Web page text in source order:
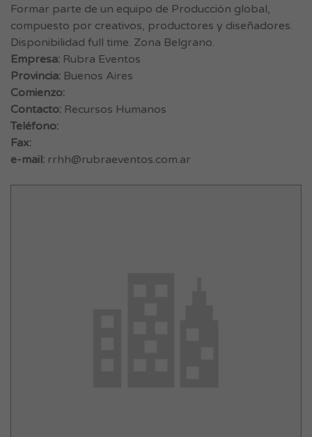
Formar parte de un equipo de Producción global,
compuesto por creativos, productores y diseñadores.
Disponibilidad full time. Zona Belgrano.
Empresa: Rubra Eventos
Provincia: Buenos Aires
Comienzo:
Contacto: Recursos Humanos
Teléfono:
Fax:
e-mail: rrhh@rubraeventos.com.ar